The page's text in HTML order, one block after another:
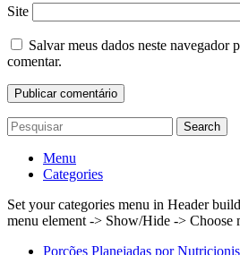
Site
Salvar meus dados neste navegador
comentar.
Search
Menu
Categories
Set your categories menu in Header
menu element -> Show/Hide -> Choose
Porções Planejadas por